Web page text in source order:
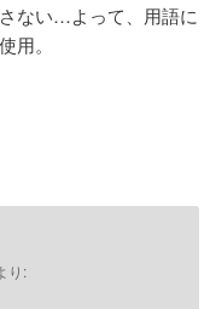
ない…よって、用語に
用。
り: